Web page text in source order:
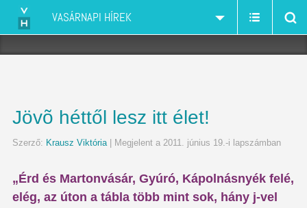
VASÁRNAPI HÍREK
Jövõ héttől lesz itt élet!
Szerző: Krausz Viktória| Megjelent a 2011. június 19.-i lapszámban
„Érd és Martonvásár, Gyúró, Kápolnásnyék felé,
elég, az úton a tábla több mint sok, hány j-vel